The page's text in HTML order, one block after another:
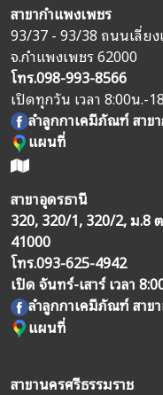
สาขากำแพงเพชร
93/37 - 93/38 ถนนเลี่ยง
จ.กำแพงเพชร 62000
โทร.098-993-8566
เปิดทุกวัน เวลา 8:00น.-
ลำลูกกาเคมีภัณฑ์ สาข
แผนที่
สาขาอุดรธานี
320, 320/1, 320/2, ม.8
41000
โทร.093-625-4942
เปิด จันทร์-เสาร์ เวลา
ลำลูกกาเคมีภัณฑ์ สาข
แผนที่
สาขานครศรีธรรมราช